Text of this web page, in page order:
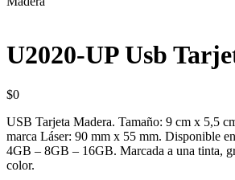
U2020-UP Usb
$0
USB Tarjeta Madera. Tamaño: 9 cm x 5,5
marca Láser: 90 mm x 55 mm. Disponible
4GB – 8GB – 16GB. Marcada a una tinta,
color.